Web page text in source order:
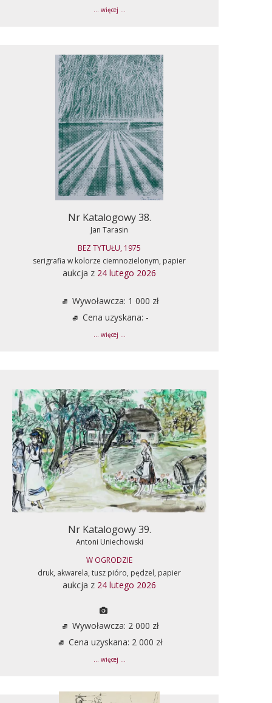
... więcej ...
Nr Katalogowy 38.
Jan Tarasin
BEZ TYTUŁU, 1975
serigrafia w kolorze ciemnozielonym, papier
aukcja z 24 lutego 2026
Wywoławcza: 1 000 zł
Cena uzyskana: -
... więcej ...
Nr Katalogowy 39.
Antoni Uniechowski
W OGRODZIE
druk, akwarela, tusz pióro, pędzel, papier
aukcja z 24 lutego 2026
Wywoławcza: 2 000 zł
Cena uzyskana: 2 000 zł
... więcej ...